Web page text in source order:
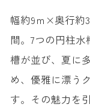
幅約9ｍ×奥行約
間。7つの円柱
槽が並び、夏に
め、優雅に漂う
す。その魅力を